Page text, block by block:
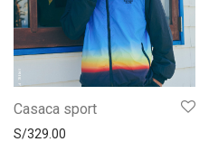
Casaca sport
S/329.00